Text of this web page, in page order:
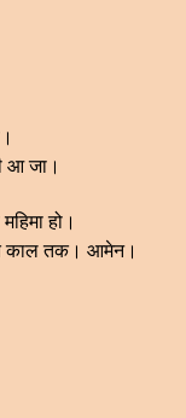
आ जा।
हो।
काल तक। आमेन।